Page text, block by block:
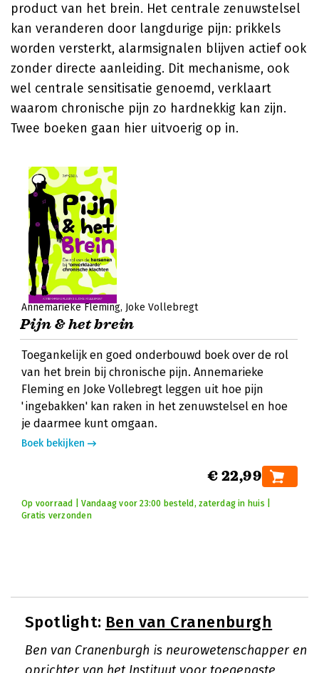
product van het brein. Het centrale zenuwstelsel
kan veranderen door langdurige pijn: prikkels
worden versterkt, alarmsignalen blijven actief ook
zonder directe aanleiding. Dit mechanisme, ook
wel centrale sensitisatie genoemd, verklaart
waarom chronische pijn zo hardnekkig kan zijn.
Twee boeken gaan hier uitvoerig op in.
Annemarieke Fleming Joke Vollebregt
Pijn & het brein
Toegankelijk en goed onderbouwd boek over de rol
van het brein bij chronische pijn. Annemarieke
Fleming en Joke Vollebregt leggen uit hoe pijn
'ingebakken' kan raken in het zenuwstelsel en hoe
je daarmee kunt omgaan.
Boek bekijken
€ 22,99
Op voorraad | Vandaag voor 23:00 besteld, zaterdag in huis |
Gratis verzonden
Spotlight: Ben van Cranenburgh
Ben van Cranenburgh is neurowetenschapper en